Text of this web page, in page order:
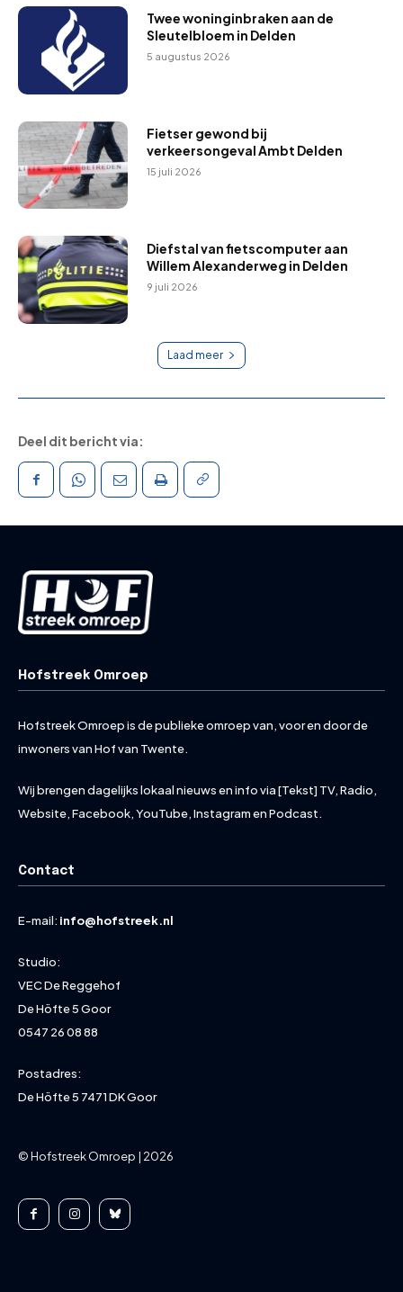
Twee woninginbraken aan de
Sleutelbloem in Delden
5 augustus 2026
Fietser gewond bij
verkeersongeval Ambt Delden
15 juli 2026
Diefstal van fietscomputer aan
Willem Alexanderweg in Delden
9 juli 2026
Laad meer
Deel dit bericht via:
Hofstreek Omroep
Hofstreek Omroep is de publieke omroep van, voor en door de
inwoners van Hof van Twente.
Wij brengen dagelijks lokaal nieuws en info via [Tekst] TV, Radio,
Website, Facebook, YouTube, Instagram en Podcast.
Contact
E-mail: info@hofstreek.nl
Studio:
VEC De Reggehof
De Höfte 5 Goor
0547 26 08 88
Postadres:
De Höfte 5 7471 DK Goor
© Hofstreek Omroep | 2026